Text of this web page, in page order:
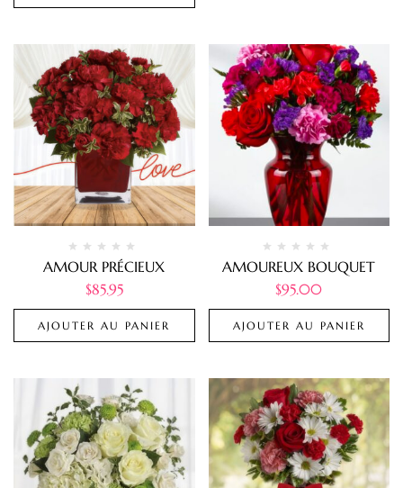
AMOUR PRÉCIEUX
$85.95
AJOUTER AU PANIER
AMOUREUX BOUQUET
$95.00
AJOUTER AU PANIER